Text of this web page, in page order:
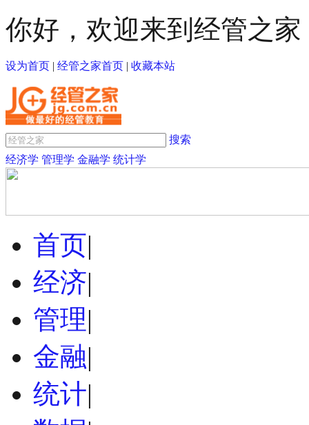
你好，欢迎来到经管之家
设为首页 | 经管之家首页 | 收藏本站
搜索
经济学 管理学 金融学 统计学
首页|
经济|
管理|
金融|
统计|